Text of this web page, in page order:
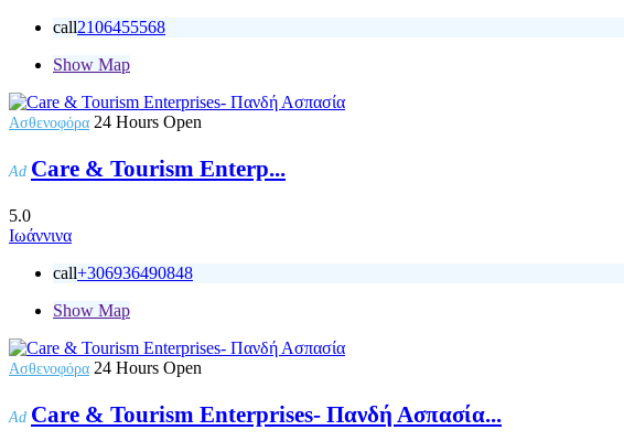
call2106455568
Show Map
Ασθενοφόρα 24 Hours Open
Ad Care & Tourism Enterp...
5.0
Ιωάννινα
call+306936490848
Show Map
Ασθενοφόρα 24 Hours Open
Ad Care & Tourism Enterprises- Πανδή Ασπασία...